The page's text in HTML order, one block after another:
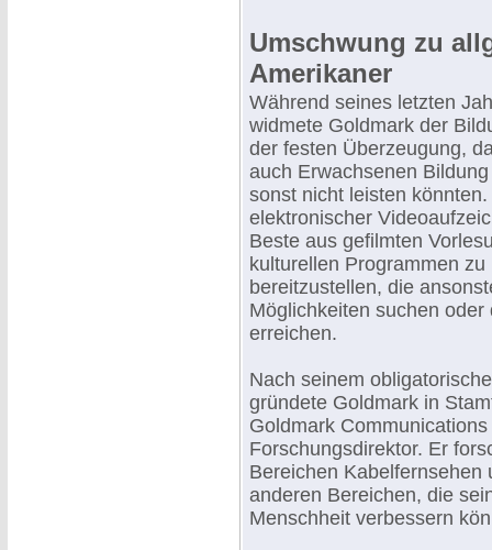
Umschwung zu
Amerikaner
Während seines letzten
widmete Goldmark der
der festen Überzeugung,
auch Erwachsenen
sonst nicht leisten
elektronischer
Beste aus gefilmten
kulturellen Programmen
bereitzustellen, die
Möglichkeiten suchen
erreichen.
Nach seinem
gründete Goldmark in
Goldmark
Forschungsdirektor. Er
Bereichen Kabelfernsehen
anderen Bereichen, die
Menschheit verbessern